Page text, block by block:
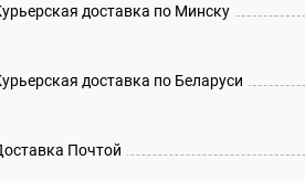
доставка по Минску
доставка по Беларуси
Почтой